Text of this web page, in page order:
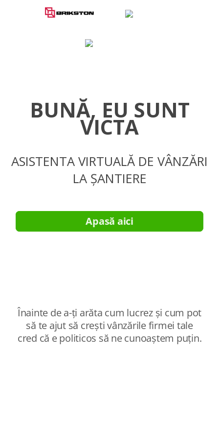
BUNĂ, EU SUNT
VICTA
ASISTENTA VIRTUALĂ DE VÂNZĂRI
LA ȘANTIERE